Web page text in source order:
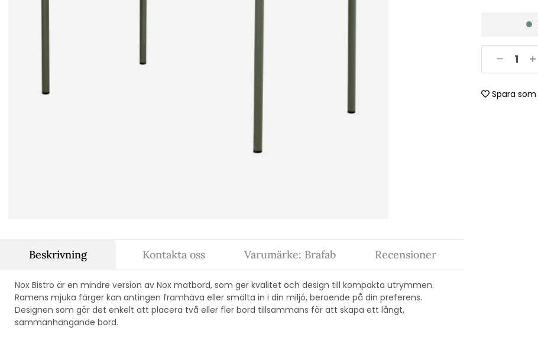
Spara
Beskrivning
Nox Bistro är en mindre version av Nox matbord, som ger kvalitet och design till kompakta utrymmen.
Ramens mjuka färger kan antingen framhäva eller smälta in i din miljö, beroende på din preferens.
Designen som gör det enkelt att placera två eller fler bord tillsammans för att skapa ett långt,
sammanhängande bord.
Kontakta oss Varumärke: Brafab Recensioner